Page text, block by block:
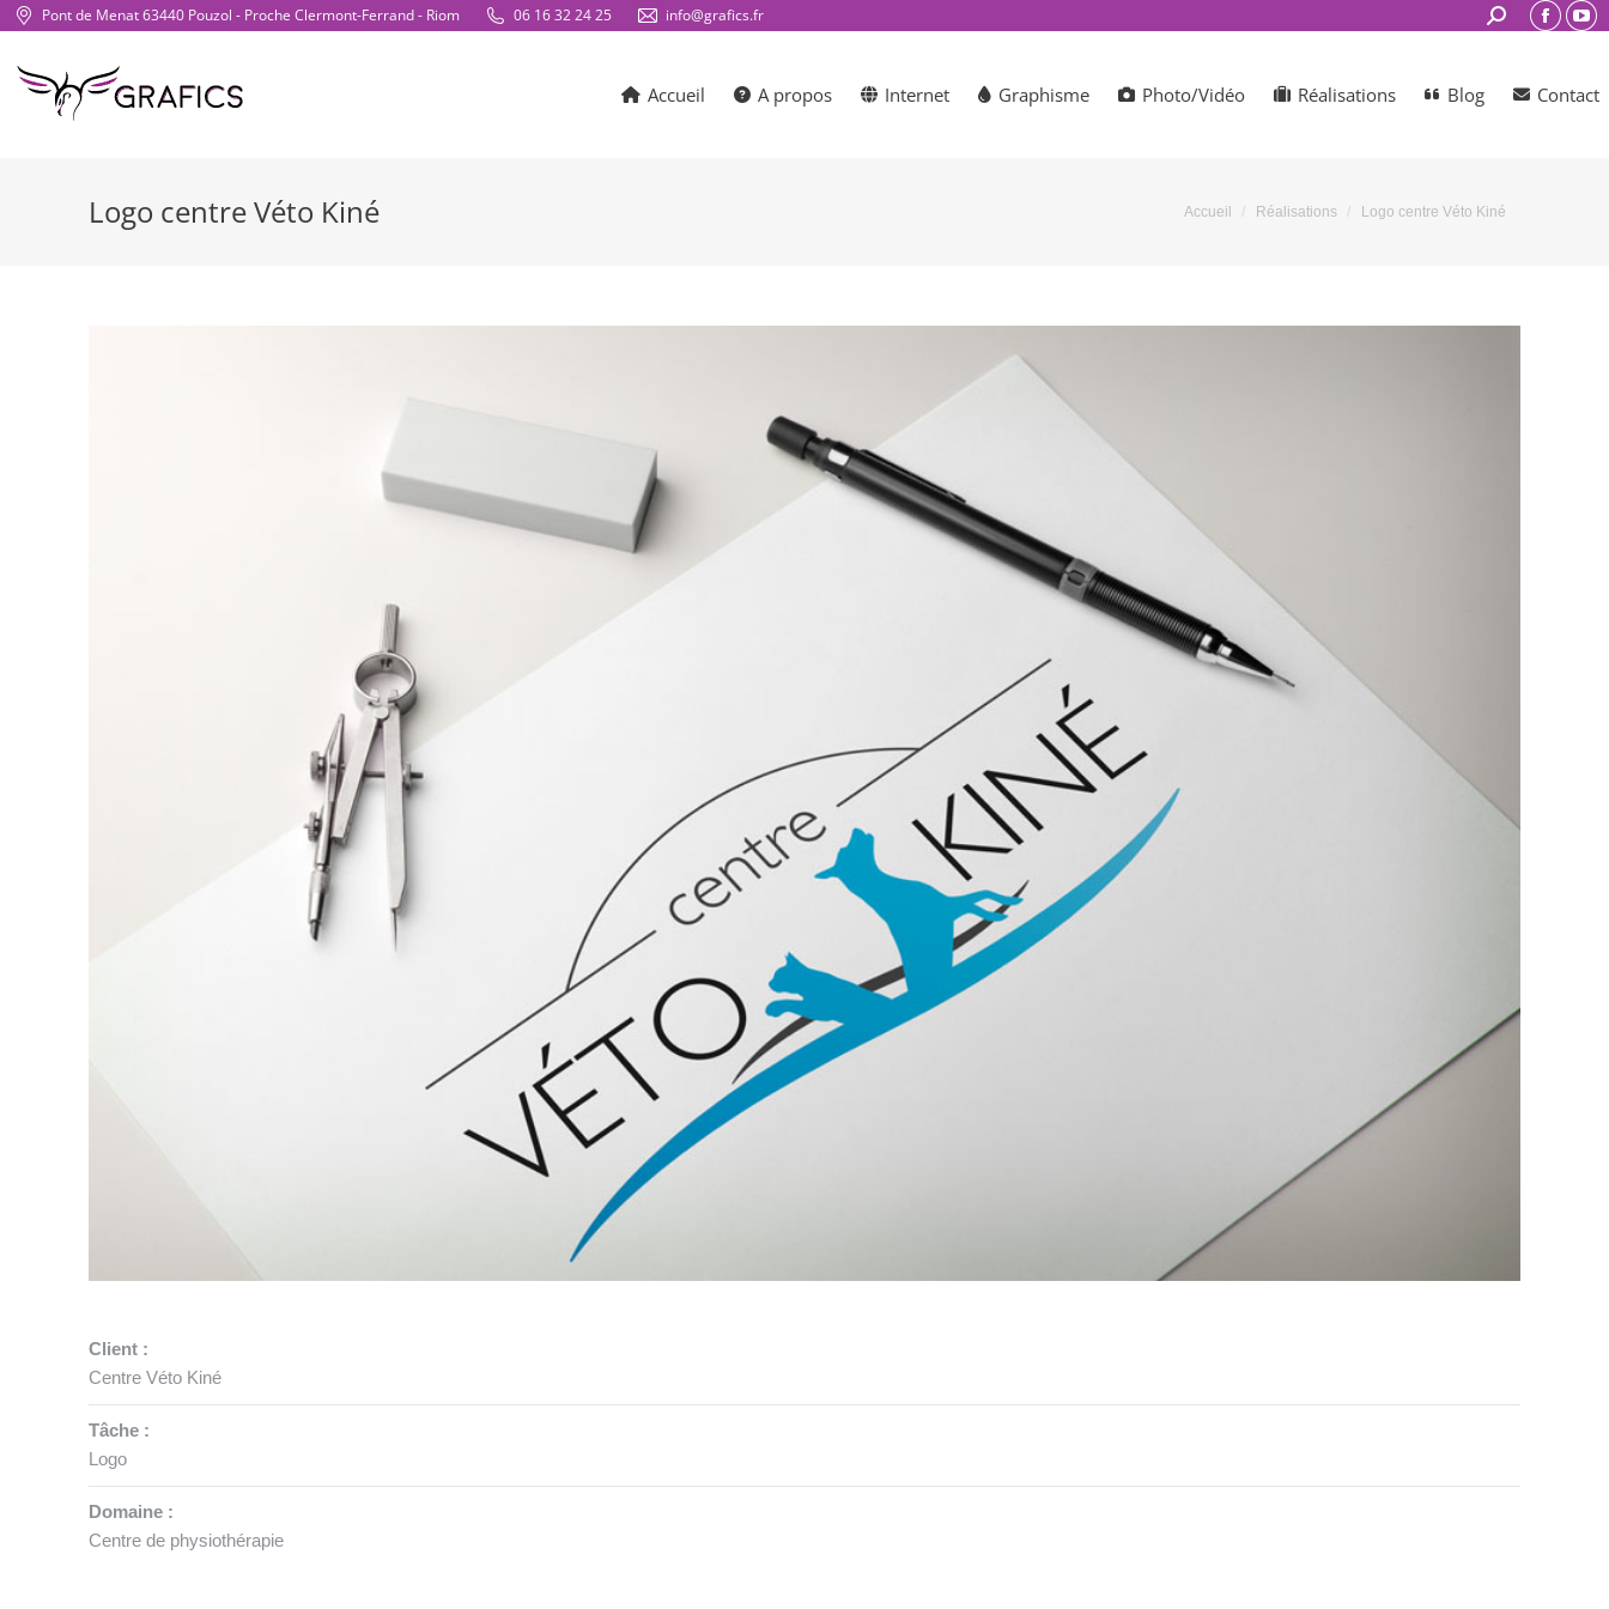
Pont de Menat 63440 Pouzol - Proche Clermont-Ferrand - Riom 06 16 32 24 25 info@grafics.fr Search:
opens
Accueil A propos Internet Graphisme Photo/Vidéo Réalisations Blog Contact
Logo centre Véto Kiné Vous êtes ici :
Accueil Réalisations Logo centre Véto Kiné
Client :
Centre Véto Kiné
Tâche :
Logo
Domaine :
Centre de physiothérapie